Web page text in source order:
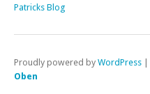
Patricks Blog
Proudly powered by WordPress
Oben